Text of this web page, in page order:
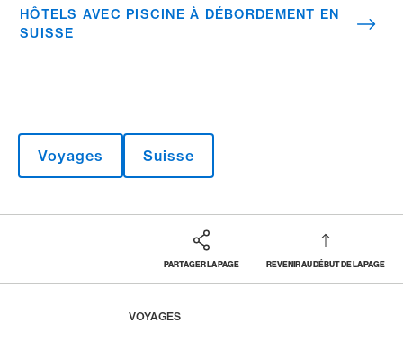
HÔTELS AVEC PISCINE À DÉBORDEMENT EN
SUISSE
Voyages Suisse
PARTAGER LA PAGE REVENIR AU DÉBUT DE LA PAGE
VOYAGES